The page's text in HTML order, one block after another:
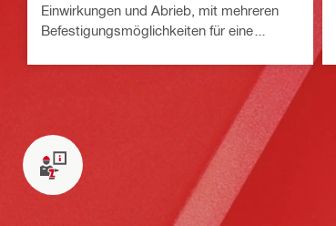
Einwirkungen und Abrieb, mit mehreren
Befestigungsmöglichkeiten für eine